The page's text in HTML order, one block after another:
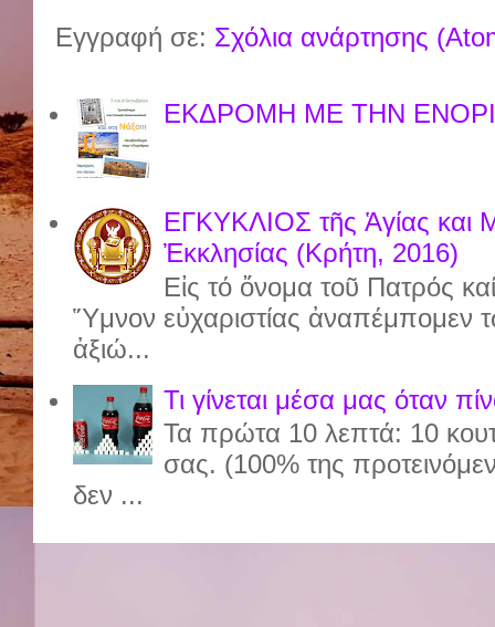
Εγγραφή σε: Σχόλια ανάρτησης
ΕΚΔΡΟΜΗ ΜΕ ΤΗΝ
ΕΓΚΥΚΛΙΟΣ τῆς Ἁγίας και
Ἐκκλησίας (Κρήτη, 2016)
Εἰς τό ὄνομα τοῦ Πατρός
Ὕμνον εὐχαριστίας
ἀξιώ...
Τι γίνεται μέσα μας όταν
Τα πρώτα 10 λεπτά: 10
σας. (100% της
δεν ...